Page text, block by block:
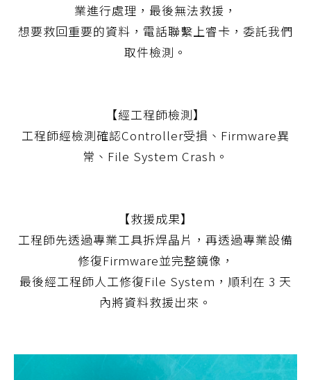
業進行處理，最後無法救援，
想要救回重要的資料，電話聯繫上睿卡，委託我們
取件檢測。
【經工程師檢測】
工程師經檢測確認Controller受損、Firmware異
常、File System Crash。
【救援成果】
工程師先透過專業工具拆焊晶片，再透過專業設備
修復Firmware並完整鏡像，
最後經工程師人工修復File System，順利在 3 天
內將資料救援出來。